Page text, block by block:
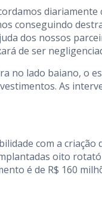
conseguindo
dos nossos
de ser
no lado baiano, o
As
com a criação
oito
é de R$ 160